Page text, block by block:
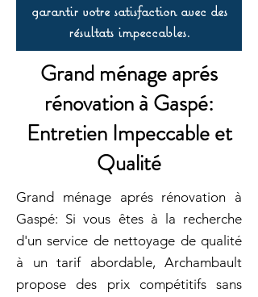
garantir votre satisfaction avec des
résultats impeccables.
Grand ménage aprés
rénovation à Gaspé:
Entretien Impeccable et
Qualité
Grand ménage aprés rénovation à
Gaspé: Si vous êtes à la recherche
d'un service de nettoyage de qualité
à un tarif abordable, Archambault
propose des prix compétitifs sans